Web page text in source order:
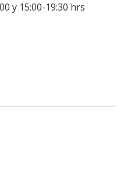
y 15:00-19:30 hrs